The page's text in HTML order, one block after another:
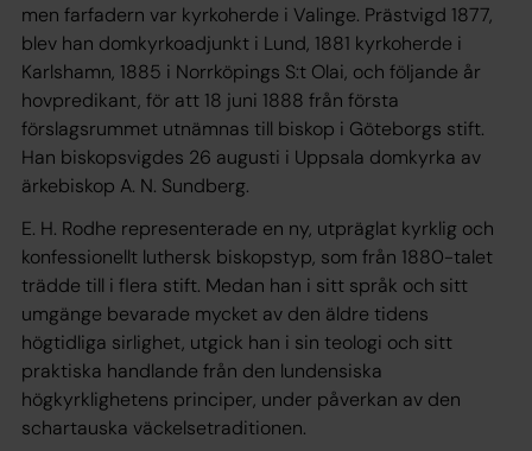
men farfadern var kyrkoherde i Valinge. Prästvigd 1877,
blev han domkyrkoadjunkt i Lund, 1881 kyrkoherde i
Karlshamn, 1885 i Norrköpings S:t Olai, och följande år
hovpredikant, för att 18 juni 1888 från första
förslagsrummet utnämnas till biskop i Göteborgs stift.
Han biskopsvigdes 26 augusti i Uppsala domkyrka av
ärkebiskop A. N. Sundberg.
E. H. Rodhe representerade en ny, utpräglat kyrklig och
konfessionellt luthersk biskopstyp, som från 1880-talet
trädde till i flera stift. Medan han i sitt språk och sitt
umgänge bevarade mycket av den äldre tidens
högtidliga sirlighet, utgick han i sin teologi och sitt
praktiska handlande från den lundensiska
högkyrklighetens principer, under påverkan av den
schartauska väckelsetraditionen.